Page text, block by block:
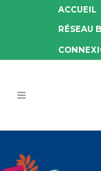
ACCUEIL
RÉSEAU